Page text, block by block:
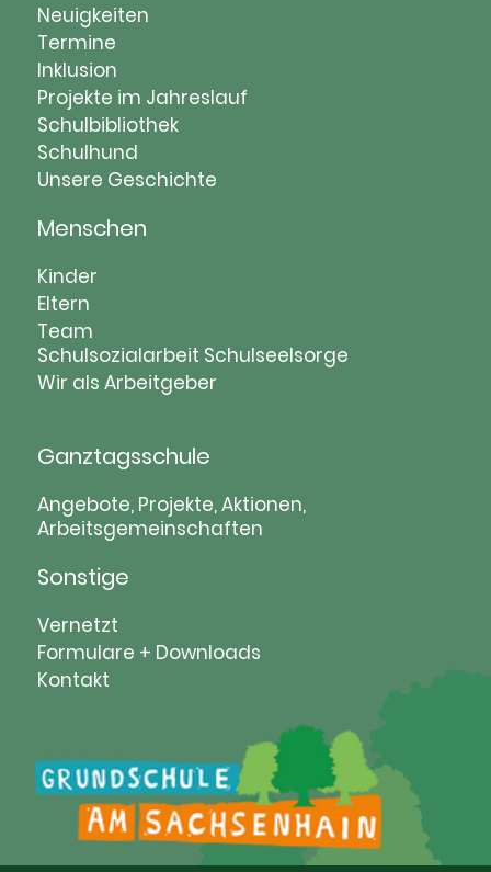
Navigation
überspringen
Neuigkeiten
Termine
Inklusion
Projekte im Jahreslauf
Schulbibliothek
Schulhund
Unsere Geschichte
Menschen
Navigation
überspringen
Kinder
Eltern
Team
Schulsozialarbeit Schulseelsorge
Wir als Arbeitgeber
Ganztagsschule
Navigation
überspringen
Angebote, Projekte, Aktionen,
Arbeitsgemeinschaften
Sonstige
Navigation
überspringen
Vernetzt
Formulare + Downloads
Kontakt